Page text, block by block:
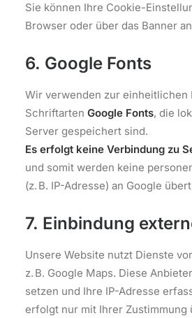
Sie können Ihre Cookie-
Browser oder über das Banner
6. Google Fonts
Wir verwenden zur einheitlichen
Schriftarten Google Fonts, die
Server gespeichert sind.
Es erfolgt keine Verbindung zu
und somit werden keine
(z. B. IP-Adresse) an Google
7. Einbindung
Unsere Website nutzt Dienste
z. B. Google Maps. Diese
setzen und Ihre IP-Adresse
erfolgt nur mit Ihrer Zustimmung